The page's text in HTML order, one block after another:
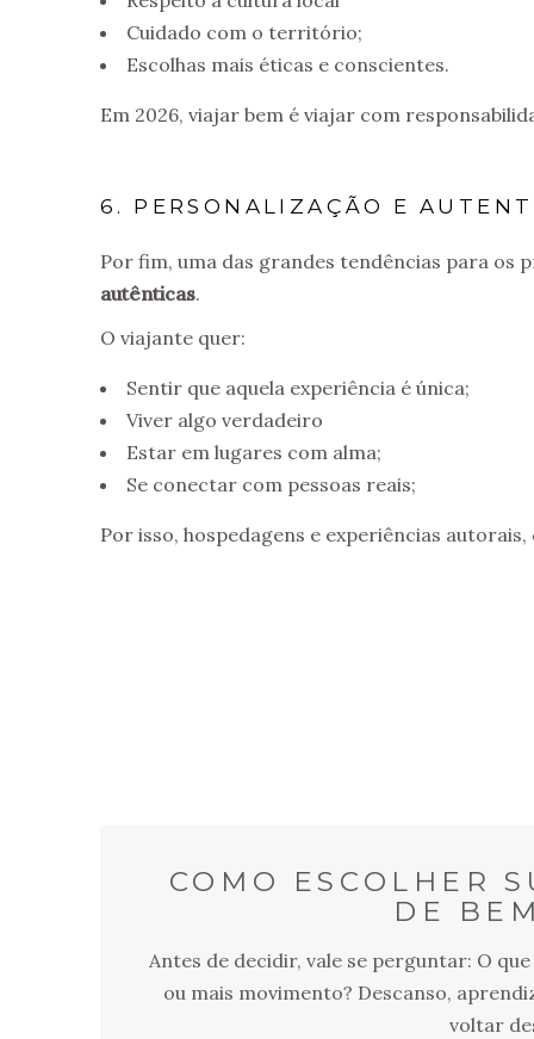
Cuidado com o território;
Escolhas mais éticas e conscientes.
Em 2026, viajar bem é viajar com
6. PERSONALIZAÇÃO E
Por fim, uma das grandes tendências para os
autênticas.
O viajante quer:
Sentir que aquela experiência é única;
Viver algo verdadeiro
Estar em lugares com alma;
Se conectar com pessoas reais;
Por isso, hospedagens e experiências
COMO ESCOLHER
DE
Antes de decidir, vale se perguntar: O
ou mais movimento? Descanso,
voltar